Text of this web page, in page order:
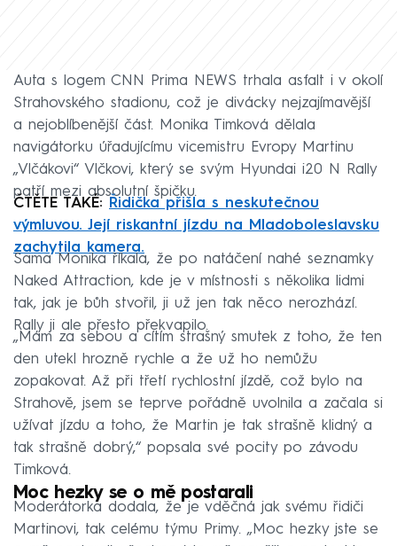
Auta s logem CNN Prima NEWS trhala asfalt i v okolí
Strahovského stadionu, což je divácky nejzajímavější
a nejoblíbenější část. Monika Timková dělala
navigátorku úřadujícímu vicemistru Evropy Martinu
„Vlčákovi“ Vlčkovi, který se svým Hyundai i20 N Rally
patří mezi absolutní špičku.
ČTĚTE TAKÉ: Řidička přišla s neskutečnou
výmluvou. Její riskantní jízdu na Mladoboleslavsku
zachytila kamera.
Sama Monika říkala, že po natáčení nahé seznamky
Naked Attraction, kde je v místnosti s několika lidmi
tak, jak je bůh stvořil, ji už jen tak něco nerozhází.
Rally ji ale přesto překvapilo.
„Mám za sebou a cítím strašný smutek z toho, že ten
den utekl hrozně rychle a že už ho nemůžu
zopakovat. Až při třetí rychlostní jízdě, což bylo na
Strahově, jsem se teprve pořádně uvolnila a začala si
užívat jízdu a toho, že Martin je tak strašně klidný a
tak strašně dobrý,“ popsala své pocity po závodu
Timková.
Moc hezky se o mě postarali
Moderátorka dodala, že je vděčná jak svému řidiči
Martinovi, tak celému týmu Primy. „Moc hezky jste se